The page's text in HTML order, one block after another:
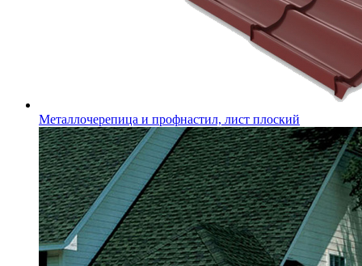
Металлочерепица и профнастил, лист плоский